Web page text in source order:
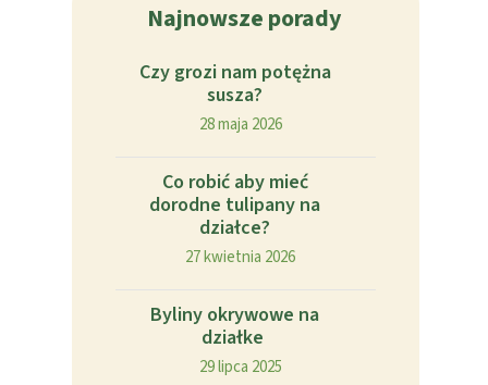
Najnowsze porady
Czy grozi nam potężna
susza?
28 maja 2026
Co robić aby mieć
dorodne tulipany na
działce?
27 kwietnia 2026
Byliny okrywowe na
działke
29 lipca 2025